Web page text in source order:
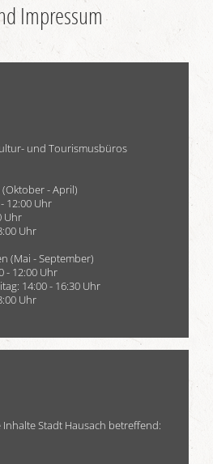
Impressum
und Tourismusbüros
- April)
12:00 Uhr
Uhr
Uhr
(Mai - September)
- 12:00 Uhr
14:00 - 16:30 Uhr
Uhr
Stadt Hausach betreffend: